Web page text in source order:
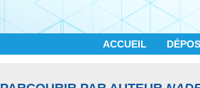
ACCUEIL